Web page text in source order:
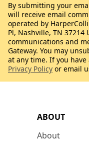
ABOUT
About
By submitting your
will receive email
operated by
Pl, Nashville, TN
communications and
Gateway. You may
at any time. If you
Privacy Policy or email